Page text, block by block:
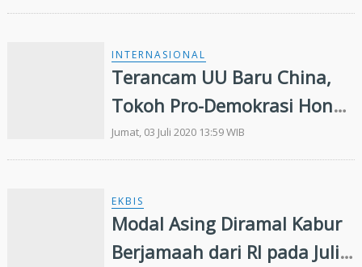
INTERNASIONAL
Terancam UU Baru China,
Tokoh Pro-Demokrasi Hong
Kong Kabur
Jumat, 03 Juli 2020 13:59 WIB
EKBIS
Modal Asing Diramal Kabur
Berjamaah dari RI pada Juli